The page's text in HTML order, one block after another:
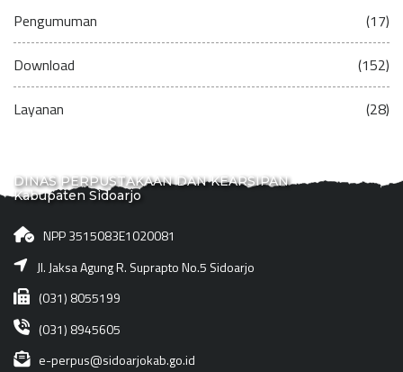
Pengumuman (17)
Download (152)
Layanan (28)
DINAS PERPUSTAKAAN DAN KEARSIPAN
Kabupaten Sidoarjo
NPP 3515083E1020081
Jl. Jaksa Agung R. Suprapto No.5 Sidoarjo
(031) 8055199
(031) 8945605
e-perpus@sidoarjokab.go.id